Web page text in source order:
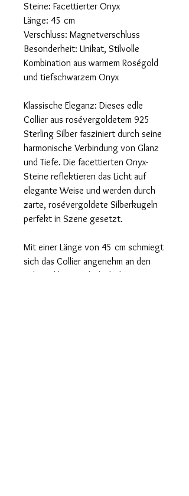
Steine: Facettierter Onyx
Länge: 45 cm
Verschluss: Magnetverschluss
Besonderheit: Unikat, Stilvolle
Kombination aus warmem Roségold
und tiefschwarzem Onyx
Klassische Eleganz: Dieses edle
Collier aus rosévergoldetem 925
Sterling Silber fasziniert durch seine
harmonische Verbindung von Glanz
und Tiefe. Die facettierten Onyx-
Steine reflektieren das Licht auf
elegante Weise und werden durch
zarte, rosévergoldete Silberkugeln
perfekt in Szene gesetzt.
Mit einer Länge von 45 cm schmiegt
sich das Collier angenehm an den